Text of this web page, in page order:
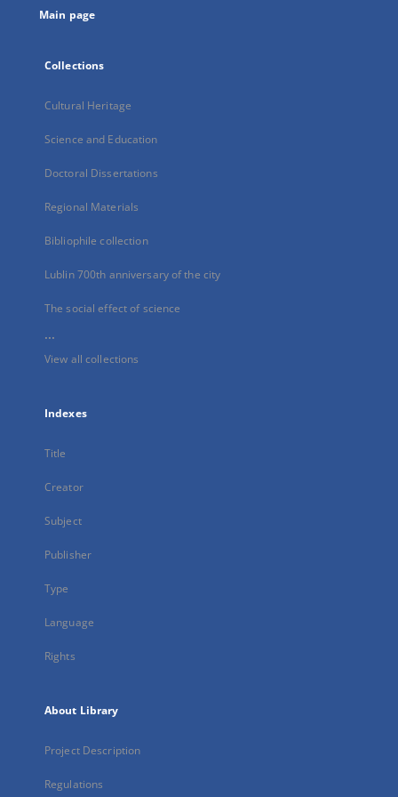
Main page
Collections
Cultural Heritage
Science and Education
Doctoral Dissertations
Regional Materials
Bibliophile collection
Lublin 700th anniversary of the city
The social effect of science
...
View all collections
Indexes
Title
Creator
Subject
Publisher
Type
Language
Rights
About Library
Project Description
Regulations